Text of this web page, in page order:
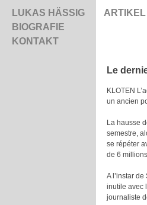
LUKAS HÄSSIG
BIOGRAFIE
KONTAKT
ARTIKEL
Le
KLOTEN
un ancien
La hausse
semestre,
se répéter
de 6
A l’instar
inutile avec
journaliste